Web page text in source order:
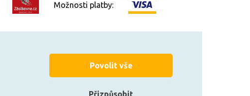
Možnosti platby:
Přizpůsobit
Povolit vše